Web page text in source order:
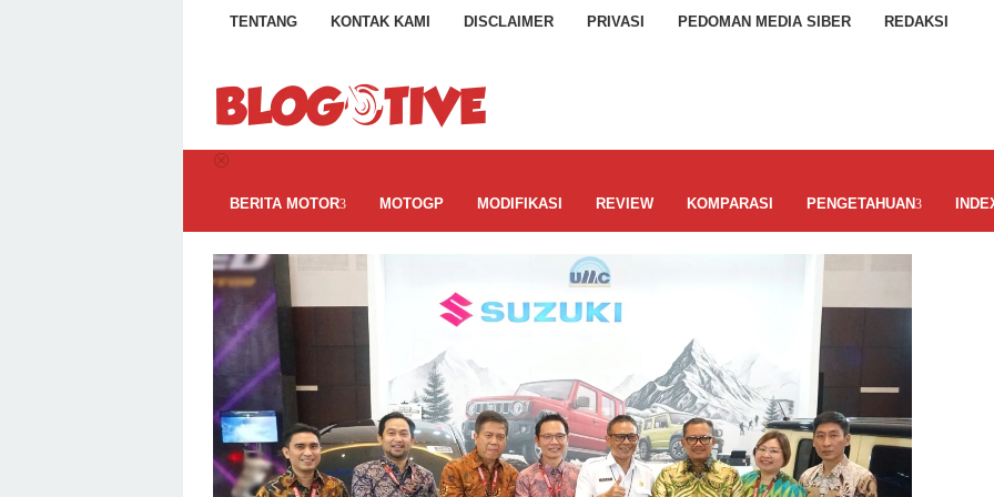
Loncat
TENTANG KONTAK KAMI DISCLAIMER PRIVASI PEDOMAN MEDIA SIBER REDAKSI
BERITA MOTOR MOTOGP MODIFIKASI REVIEW KOMPARASI PENGETAHUAN